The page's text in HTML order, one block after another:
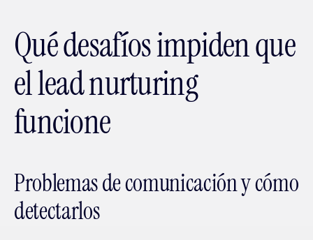
Qué desafíos impiden que
el lead nurturing
funcione
Problemas de comunicación y cómo
detectarlos